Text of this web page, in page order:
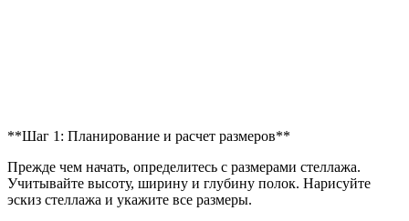
**Шаг 1: Планирование и расчет размеров**
Прежде чем начать, определитесь с размерами стеллажа.
Учитывайте высоту, ширину и глубину полок. Нарисуйте
эскиз стеллажа и укажите все размеры.